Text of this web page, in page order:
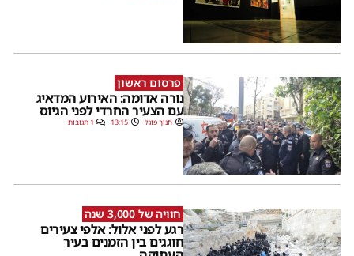
פרסום ראשון
נורה אדומה: האירוע המדאיג
עם הצעיר החרדי לפני הגיוס
חנוך פוגל 13:15 1 תגובות
חוויה של 3,000 שנה
רגע לפני אלול: אלפי צעירים
חוגגים בין הזמנים בעיר